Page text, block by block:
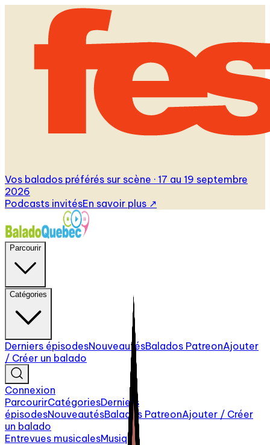
Vos balados préférés sur scène · 17 au 19 septembre
2026
Podcasts invitésEn savoir plus ↗
Parcourir
Catégories
Derniers épisodesNouveautésBalados PatreonAjouter
/ Créer un balado
Connexion
ParcourirCatégoriesDerniers
épisodesNouveautésBalados PatreonAjouter / Créer
un balado
Entrevues musicalesMusique